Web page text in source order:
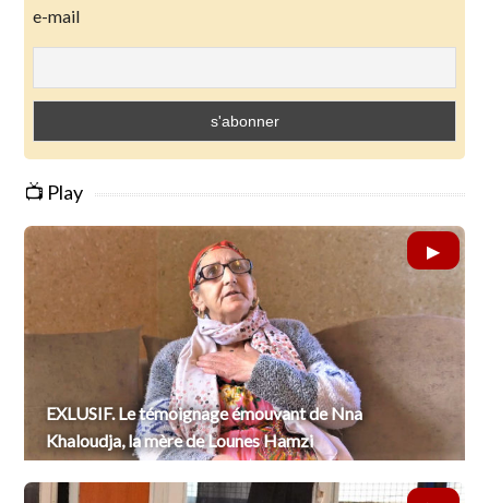
e-mail
📺 Play
EXLUSIF. Le témoignage émouvant de Nna
Khaloudja, la mère de Lounes Hamzi